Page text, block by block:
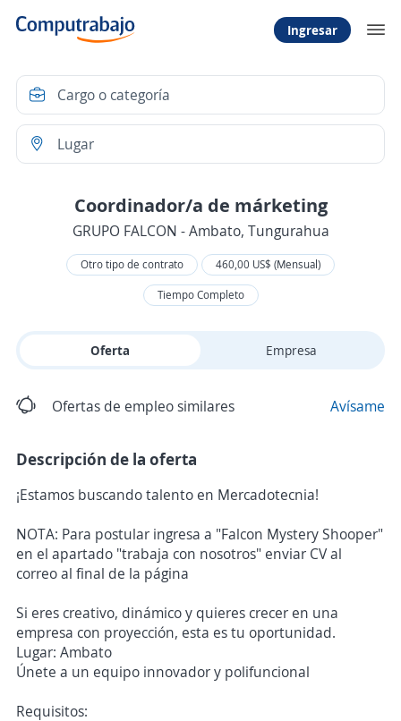
Ingresar
Coordinador/a de márketing
GRUPO FALCON - Ambato, Tungurahua
Otro tipo de contrato
460,00 US$ (Mensual)
Tiempo Completo
Oferta Empresa
Ofertas de empleo similares Avísame
Descripción de la oferta
¡Estamos buscando talento en Mercadotecnia!
NOTA: Para postular ingresa a "Falcon Mystery Shooper"
en el apartado "trabaja con nosotros" enviar CV al
correo al final de la página
Si eres creativo, dinámico y quieres crecer en una
empresa con proyección, esta es tu oportunidad.
Lugar: Ambato
Únete a un equipo innovador y polifuncional
Requisitos: